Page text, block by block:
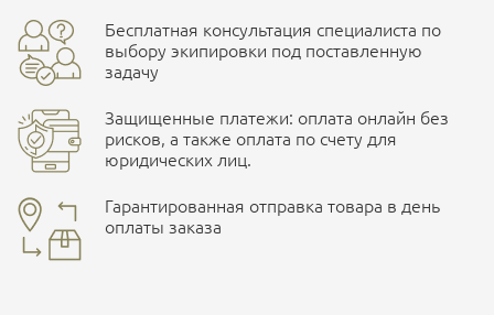
Наличные при самовывозе
ПОДРОБНЕЕ О СКЛАДЕ
Бесплатная консультация специалиста по
выбору экипировки под поставленную
задачу
Защищенные платежи: оплата онлайн без
рисков, а также оплата по счету для
юридических лиц.
Гарантированная отправка товара в день
оплаты заказа